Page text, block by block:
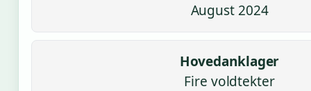
August 2024
Hovedanklager
Fire voldtekter